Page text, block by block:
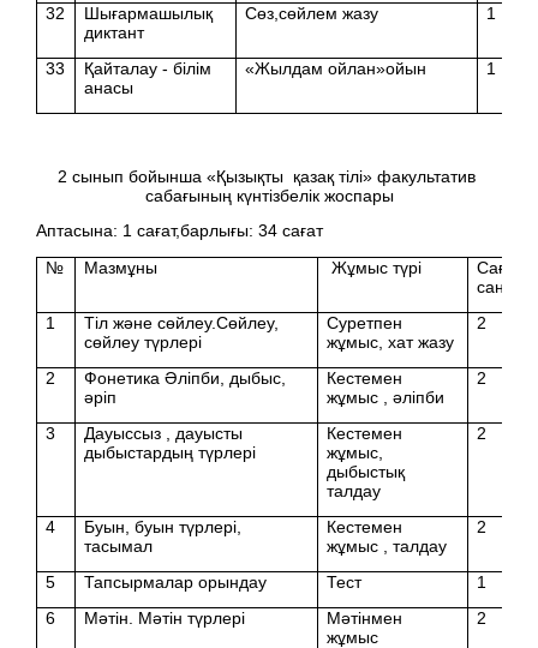
32
Шығармашылық
диктант
Сөз,сөйлем жазу 1
33
Қайталау - білім
анасы
«Жылдам ойлан»ойын 1
2 сынып бойынша «Қызықты қазақ тілі» факультатив
сабағының күнтізбелік жоспары
Аптасына: 1 сағат,барлығы: 34 сағат
№
Мазмұны Жұмыс түрі
Сағат
саны
1
Тіл және сөйлеу.Сөйлеу,
сөйлеу түрлері
Суретпен
жұмыс, хат жазу
2
2
Фонетика Әліпби, дыбыс,
әріп
Кестемен
жұмыс , әліпби
2
3
Дауыссыз , дауысты
дыбыстардың түрлері
Кестемен
жұмыс,
дыбыстық
талдау
2
4
Буын, буын түрлері,
тасымал
Кестемен
жұмыс , талдау
2
5 Тапсырмалар орындау Тест
1
6
Мәтін. Мәтін түрлері
Мәтінмен
жұмыс
2